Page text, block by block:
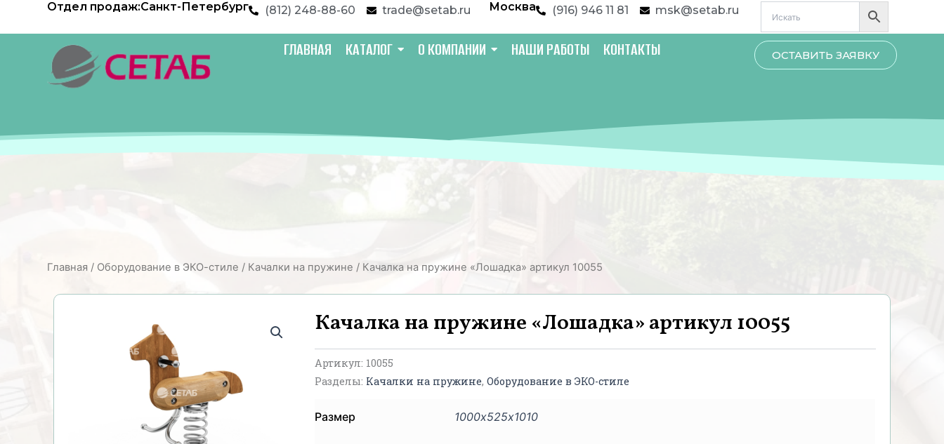
содержимому
Отдел продаж:Санкт-Петербург (812) 248-88-60 trade@setab.ru Москва (916) 946 11 81 msk@setab.ru
ГЛАВНАЯ КАТАЛОГ О КОМПАНИИ НАШИ РАБОТЫ КОНТАКТЫ ОСТАВИТЬ ЗАЯВКУ
Главная / Оборудование в ЭКО-стиле / Качалки на пружине / Качалка на пружине «Лошадка» артикул 10055
Качалка на пружине «Лошадка» артикул 10055
Артикул: 10055
Разделы: Качалки на пружине,Оборудование в ЭКО-стиле
Размер 1000х525х1010